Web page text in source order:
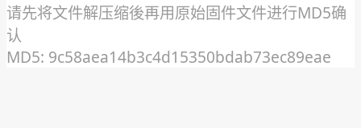
请先将文件解压缩後再用原始固件文件进行MD5确
认
MD5: 9c58aea14b3c4d15350bdab73ec89eae